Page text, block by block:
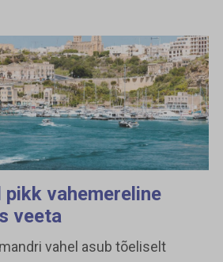
vahemereline
veeta
vahel asub tõeliselt